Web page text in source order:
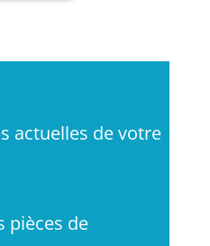
actuelles de votre
pièces de